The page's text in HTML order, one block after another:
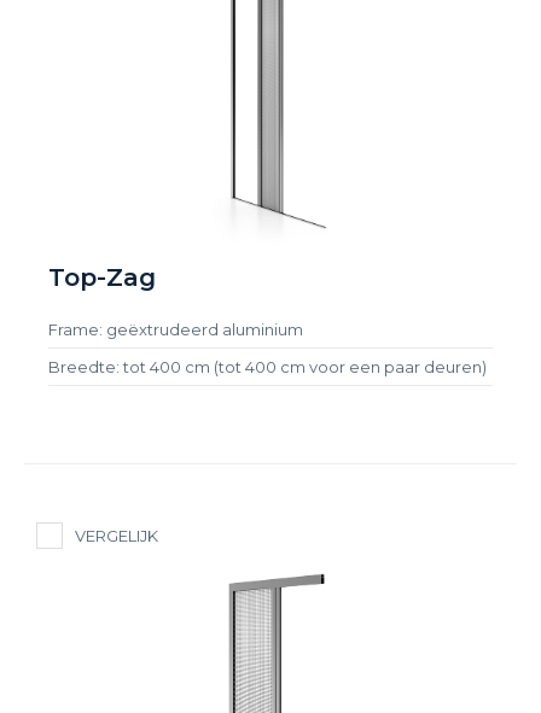
Top-Zag
Frame: geëxtrudeerd aluminium
Breedte: tot 400 cm (tot 400 cm voor een paar deuren)
VERGELIJK